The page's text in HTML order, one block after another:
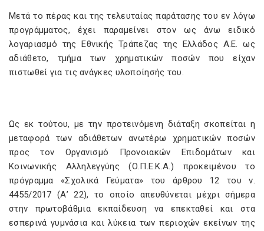
Μετά το πέρας και της τελευταίας παράτασης του εν λόγω
προγράμματος, έχει παραμείνει στον ως άνω ειδικό
λογαριασμό της Εθνικής Τράπεζας της Ελλάδος Α.Ε. ως
αδιάθετο, τμήμα των χρηματικών ποσών που είχαν
πιστωθεί για τις ανάγκες υλοποίησής του.
Ως εκ τούτου, με την προτεινόμενη διάταξη σκοπείται η
μεταφορά των αδιάθετων ανωτέρω χρηματικών ποσών
προς τον Οργανισμό Προνοιακών Επιδομάτων και
Κοινωνικής Αλληλεγγύης (Ο.Π.Ε.Κ.Α.) προκειμένου το
πρόγραμμα «Σχολικά Γεύματα» του άρθρου 12 του ν.
4455/2017 (Α’ 22), το οποίο απευθύνεται μέχρι σήμερα
στην πρωτοβάθμια εκπαίδευση να επεκταθεί και στα
εσπερινά γυμνάσια και λύκεια των περιοχών εκείνων της